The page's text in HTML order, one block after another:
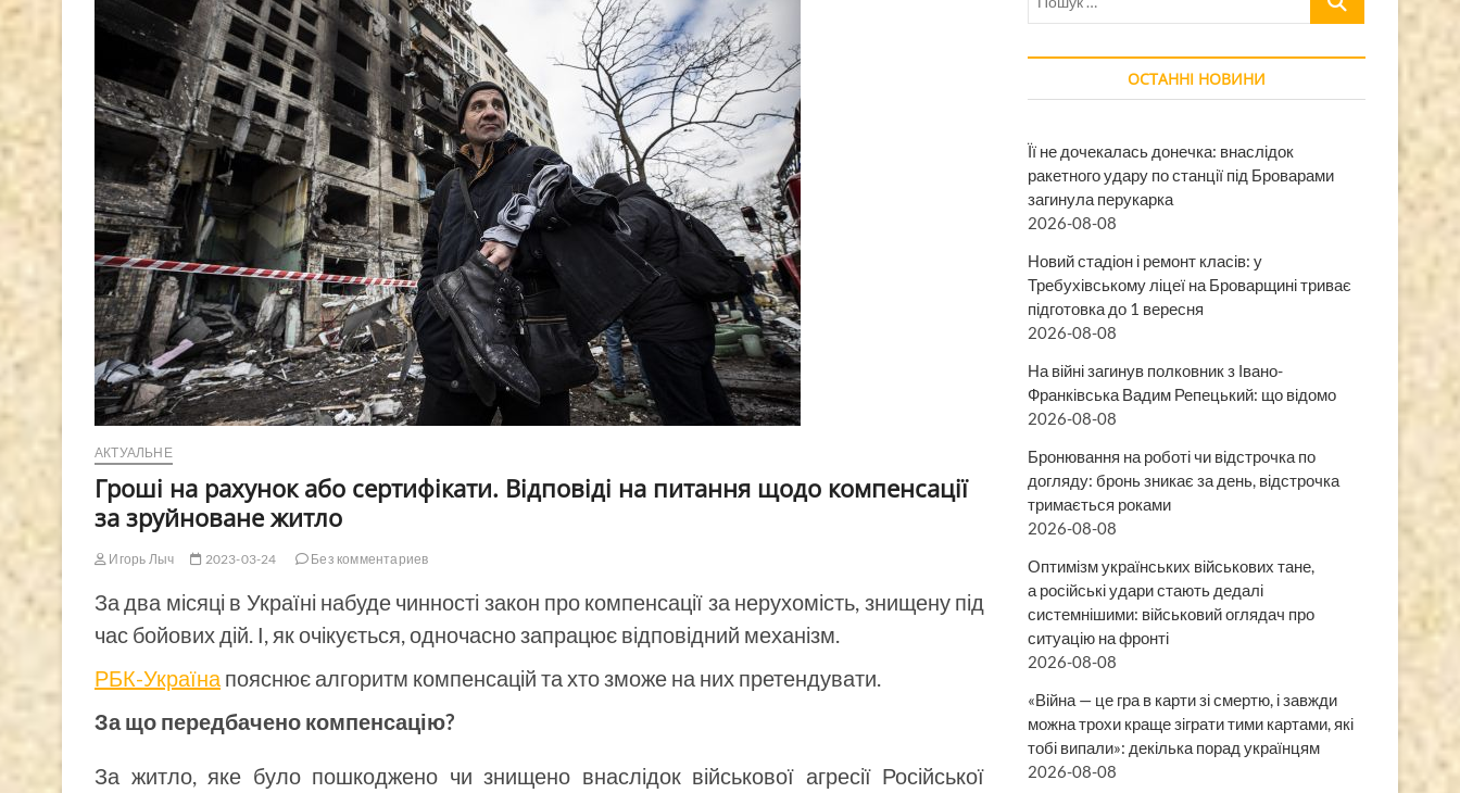
АКТУАЛЬНЕ
Гроші на рахунок або сертифікати. Відповіді на питання щодо компенсації
за зруйноване житло
Игорь Лыч 2023-03-24 Без комментариев
За два місяці в Україні набуде чинності закон про компенсації за нерухомість, знищену під
час бойових дій. І, як очікується, одночасно запрацює відповідний механізм.
РБК-Україна пояснює алгоритм компенсацій та хто зможе на них претендувати.
За що передбачено компенсацію?
За житло, яке було пошкоджено чи знищено внаслідок військової агресії Російської
ОСТАННІ НОВИНИ
Її не дочекалась донечка: внаслідок
ракетного удару по станції під Броварами
загинула перукарка
2026-08-08
Новий стадіон і ремонт класів: у
Требухівському ліцеї на Броварщині триває
підготовка до 1 вересня
2026-08-08
На війні загинув полковник з Івано-
Франківська Вадим Репецький: що відомо
2026-08-08
Бронювання на роботі чи відстрочка по
догляду: бронь зникає за день, відстрочка
тримається роками
2026-08-08
Оптимізм українських військових тане,
а російські удари стають дедалі
системнішими: військовий оглядач про
ситуацію на фронті
2026-08-08
«Війна — це гра в карти зі смертю, і завжди
можна трохи краще зіграти тими картами, які
тобі випали»: декілька порад українцям
2026-08-08